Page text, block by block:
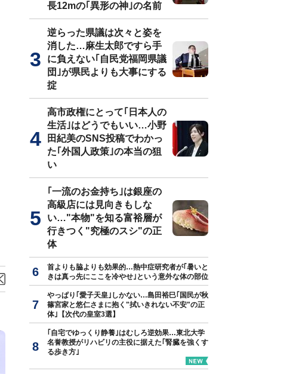
※写真はイメージです（写真＝iStock.com／FredFroese）
長12mの｢異形の神｣の名前
逆らった県議は次々と姿を
消した…麻生太郎ですら手
に負えない｢自民党福岡県議
団｣が県民よりも大事にする
掟
高市政権にとって｢日本人の
生活｣はどうでもいい…小野
田紀美のSNS投稿でわかっ
た｢外国人政策｣の本当の狙
い
｢一流のお金持ち｣は銀座の
高級店には見向きもしな
い…"本物"を知る富裕層が
行きつく"究極のスシ"の正
体
首よりも脇よりも効果的…熱中症研究者が｢暑いと
きは真っ先にここを冷やせ｣という意外な体の部位
やっぱり｢愛子天皇｣しかない…島田裕巳｢国民が秋
篠宮家と悠仁さまに抱く"拭いきれない不安"の正
体｣【次代の皇室3選】
｢自宅でゆっくり静養｣はむしろ逆効果…東北大学
名誉教授がリハビリの主役に据えた｢腎臓を強くす
る歩き方｣